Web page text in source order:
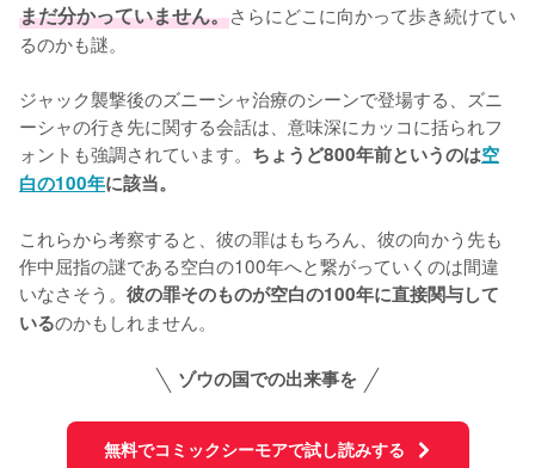
まだ分かっていません。さらにどこに向かって歩き続けてい
るのかも謎。
ジャック襲撃後のズニーシャ治療のシーンで登場する、ズニ
ーシャの行き先に関する会話は、意味深にカッコに括られフ
ォントも強調されています。 ちょうど800年前というのは空
白の100年に該当。
これらから考察すると、彼の罪はもちろん、彼の向かう先も
作中屈指の謎である空白の100年へと繋がっていくのは間違
いなさそう。 彼の罪そのものが空白の100年に直接関与して
いるのかもしれません。
ゾウの国での出来事を
無料でコミックシーモアで試し読みする